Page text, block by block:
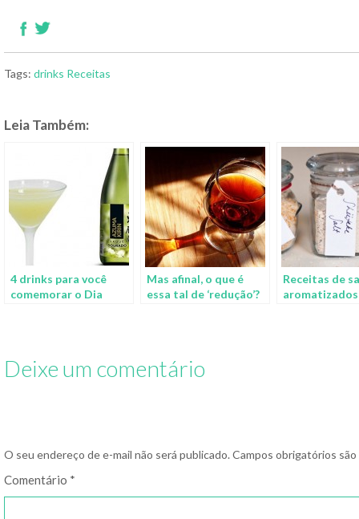
Tags: drinks Receitas
Leia Também:
4 drinks para você
comemorar o Dia
Mas afinal, o que é
essa tal de ‘redução’?
Receitas de
Deixe um comentário
O seu endereço de e-mail não será publicado. Campos obrigatórios
Comentário *